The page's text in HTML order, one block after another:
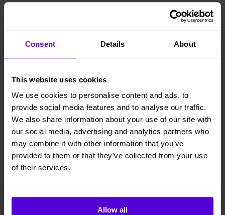
Consent Details About
This website uses cookies
We use cookies to personalise content and ads, to
provide social media features and to analyse our traffic.
We also share information about your use of our site with
our social media, advertising and analytics partners who
may combine it with other information that you’ve
provided to them or that they’ve collected from your use
of their services.
Allow all
Lägg i varukorgen
Hyresperioden löper tillsvidare, faktureras per månad
Avsluta hyresperioden när du vill, med enbart en
månads uppsägningstid
Vi levererar, monterar och returnerar